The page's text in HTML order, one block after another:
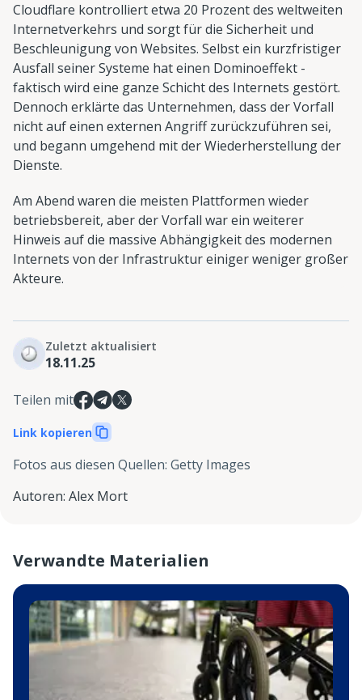
Cloudflare kontrolliert etwa 20 Prozent des weltweiten
Internetverkehrs und sorgt für die Sicherheit und
Beschleunigung von Websites. Selbst ein kurzfristiger
Ausfall seiner Systeme hat einen Dominoeffekt -
faktisch wird eine ganze Schicht des Internets gestört.
Dennoch erklärte das Unternehmen, dass der Vorfall
nicht auf einen externen Angriff zurückzuführen sei,
und begann umgehend mit der Wiederherstellung der
Dienste.
Am Abend waren die meisten Plattformen wieder
betriebsbereit, aber der Vorfall war ein weiterer
Hinweis auf die massive Abhängigkeit des modernen
Internets von der Infrastruktur einiger weniger großer
Akteure.
Zuletzt aktualisiert
18.11.25
Teilen mit
Link kopieren
Fotos aus diesen Quellen: Getty Images
Autoren: Alex Mort
Verwandte Materialien